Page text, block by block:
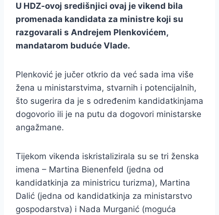
U HDZ-ovoj središnjici ovaj je vikend bila
promenada kandidata za ministre koji su
razgovarali s Andrejem Plenkovićem,
mandatarom buduće Vlade.
Plenković je jučer otkrio da već sada ima više
žena u ministarstvima, stvarnih i potencijalnih,
što sugerira da je s određenim kandidatkinjama
dogovorio ili je na putu da dogovori ministarske
angažmane.
Tijekom vikenda iskristalizirala su se tri ženska
imena – Martina Bienenfeld (jedna od
kandidatkinja za ministricu turizma), Martina
Dalić (jedna od kandidatkinja za ministarstvo
gospodarstva) i Nada Murganić (moguća